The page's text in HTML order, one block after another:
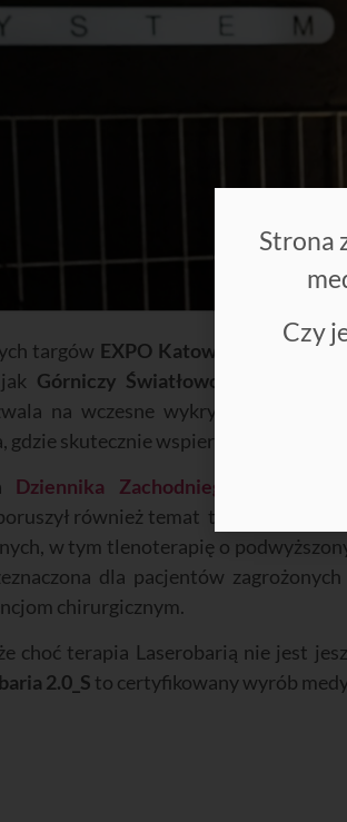
targów EXPO Katowice 2024,
Górniczy Światłowodowy
na wczesne wykrywanie
gdzie skutecznie wspiera
Dziennika Zachodniego
, Prezes
również temat technologii
w tym tlenoterapię o
dla pacjentów
chirurgicznym.
choć terapia Laserobarią nie jest
2.0_S to certyfikowany wyrób
Strona
Czy